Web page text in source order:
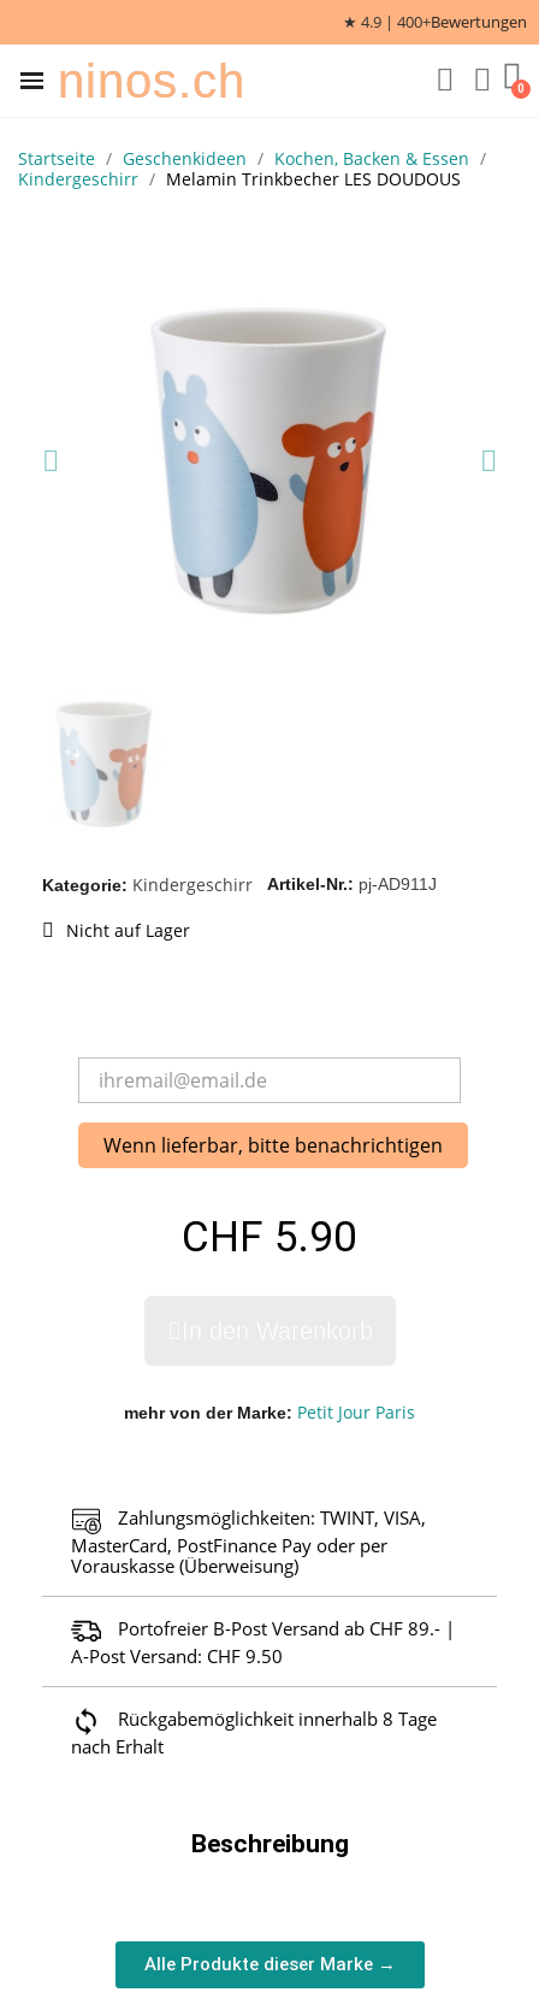
★ 4.9 | 400+Bewertungen
ninos.ch
Startseite Geschenkideen
Kochen, Backen & Essen
Kindergeschirr
Melamin Trinkbecher LES DOUDOUS
Kategorie Kindergeschirr Artikel-Nr. pj-AD911J
Nicht auf Lager
Wenn lieferbar, bitte benachrichtigen
CHF 5.90
mehr von der Marke Petit Jour Paris
Zahlungsmöglichkeiten: TWINT, VISA,
MasterCard, PostFinance Pay oder per
Vorauskasse (Überweisung)
Portofreier B-Post Versand ab CHF 89.- |
A-Post Versand: CHF 9.50
Rückgabemöglichkeit innerhalb 8 Tage
nach Erhalt
Beschreibung
Alle Produkte dieser Marke →